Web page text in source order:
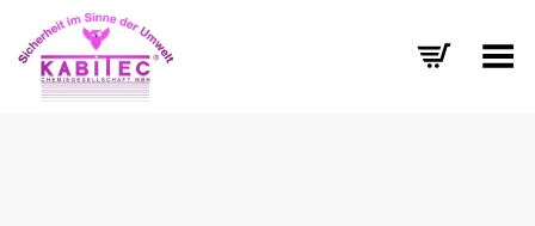
Menü umschalten